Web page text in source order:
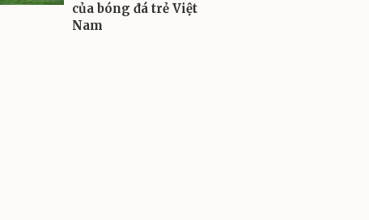
của bóng đá trẻ Việt
Nam